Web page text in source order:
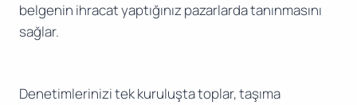
belgenin ihracat yaptığınız pazarlarda tanınmasını
sağlar.
Denetimlerinizi tek kuruluşta toplar, taşıma